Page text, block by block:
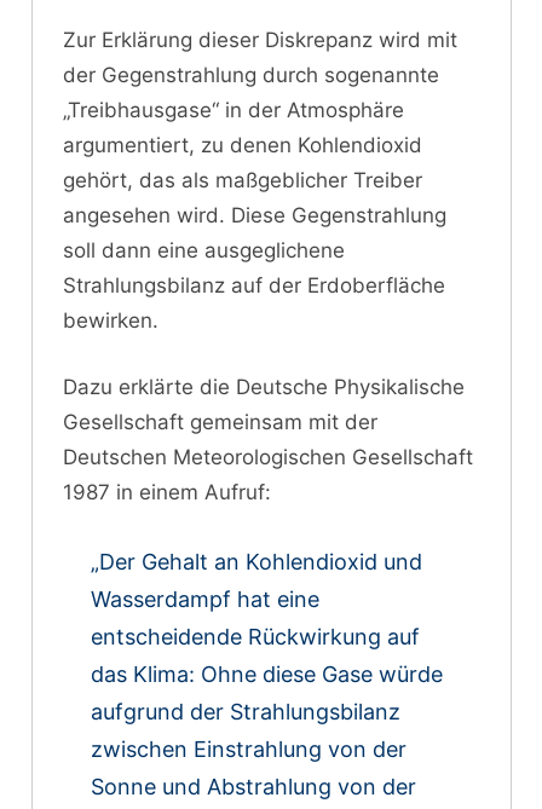
Zur Erklärung dieser Diskrepanz wird mit
der Gegenstrahlung durch sogenannte
„Treibhausgase“ in der Atmosphäre
argumentiert, zu denen Kohlendioxid
gehört, das als maßgeblicher Treiber
angesehen wird. Diese Gegenstrahlung
soll dann eine ausgeglichene
Strahlungsbilanz auf der Erdoberfläche
bewirken.
Dazu erklärte die Deutsche Physikalische
Gesellschaft gemeinsam mit der
Deutschen Meteorologischen Gesellschaft
1987 in einem Aufruf:
„Der Gehalt an Kohlendioxid und
Wasserdampf hat eine
entscheidende Rückwirkung auf
das Klima: Ohne diese Gase würde
aufgrund der Strahlungsbilanz
zwischen Einstrahlung von der
Sonne und Abstrahlung von der